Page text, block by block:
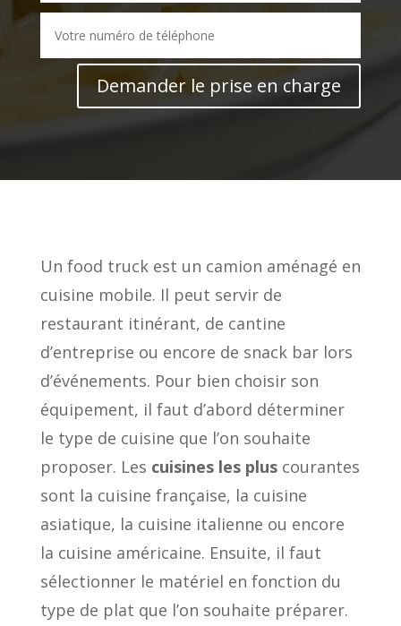
Demander le prise en charge
Un food truck est un camion aménagé en
cuisine mobile. Il peut servir de
restaurant itinérant, de cantine
d’entreprise ou encore de snack bar lors
d’événements. Pour bien choisir son
équipement, il faut d’abord déterminer
le type de cuisine que l’on souhaite
proposer. Les cuisines les pluscourantes
sont la cuisine française, la cuisine
asiatique, la cuisine italienne ou encore
la cuisine américaine. Ensuite, il faut
sélectionner le matériel en fonction du
type de plat que l’on souhaite préparer.